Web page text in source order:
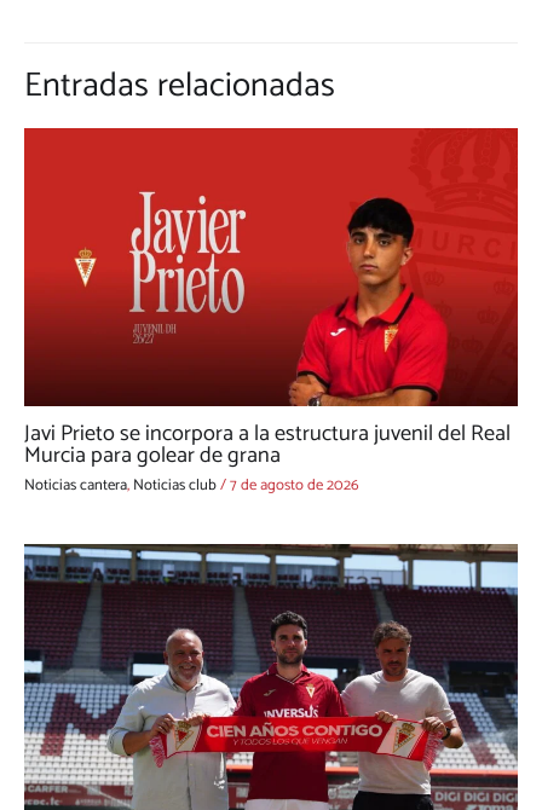
Entradas relacionadas
Javi Prieto se incorpora a la estructura juvenil del Real
Murcia para golear de grana
Noticias cantera,Noticias club/7 de agosto de 2026